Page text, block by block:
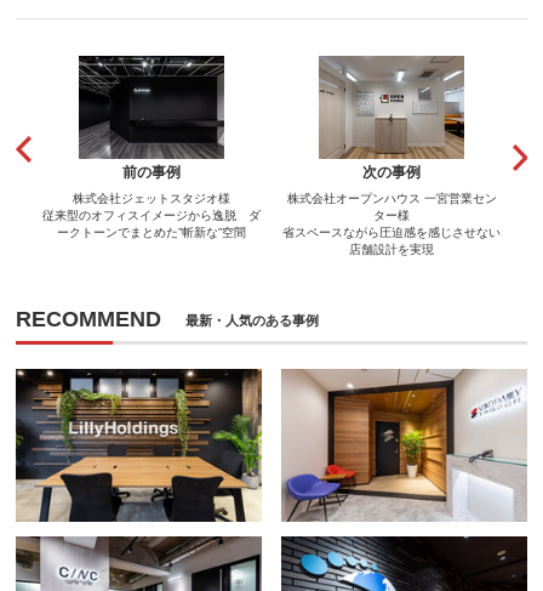
前の事例
株式会社ジェットスタジオ様
従来型のオフィスイメージから逸脱 ダ
ークトーンでまとめた”斬新な”空間
次の事例
株式会社オープンハウス 一宮営業セン
ター様
省スペースながら圧迫感を感じさせない
店舗設計を実現
RECOMMEND 最新・人気のある事例